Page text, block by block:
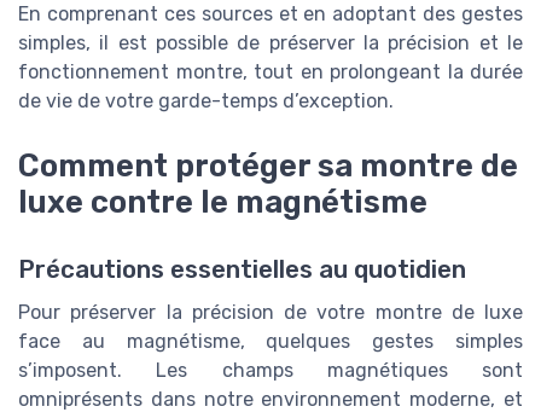
En comprenant ces sources et en adoptant des gestes
simples, il est possible de préserver la précision et le
fonctionnement montre, tout en prolongeant la durée
de vie de votre garde-temps d’exception.
Comment protéger sa montre de
luxe contre le magnétisme
Précautions essentielles au quotidien
Pour préserver la précision de votre montre de luxe
face au magnétisme, quelques gestes simples
s’imposent. Les champs magnétiques sont
omniprésents dans notre environnement moderne, et